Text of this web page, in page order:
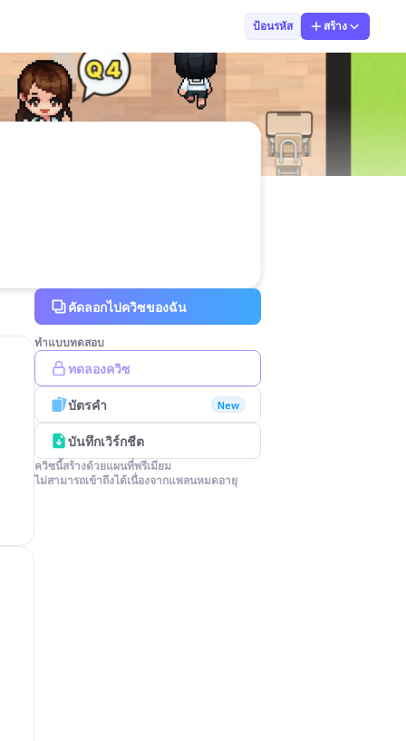
ป้อนรหัส สร้าง
คัดลอกไปควิซของฉัน
ทำแบบทดสอบ
ทดลองควิซ
บัตรคำ New
บันทึกเวิร์กชีต
ควิซนี้สร้างด้วยแผนที่พรีเมียม
ไม่สามารถเข้าถึงได้เนื่องจากแพลนหมดอายุ